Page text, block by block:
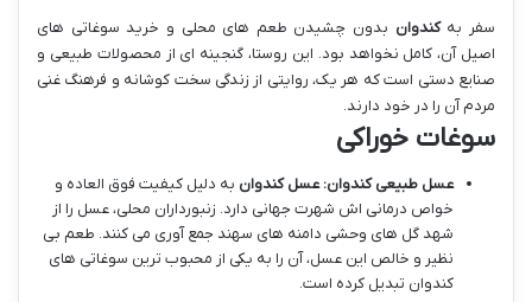
سفر بهکندوان بدون چشیدن طعم های محلی و خرید سوغاتی های
اصیل آن، کامل نخواهد بود. این روستا، گنجینه ای از محصولات طبیعی و
صنایع دستی است که هر یک، روایتی از زندگی سخت کوشانه و فرهنگ غنی
مردم آن را در خود دارند.
سوغات خوراکی
عسل طبیعی کندوان: عسل کندوان به دلیل کیفیت فوق العاده و
خواص درمانی اش شهرت جهانی دارد. زنبورداران محلی، عسل را از
شهد گل های وحشی دامنه های سهند جمع آوری می کنند. طعم بی
نظیر و خالص این عسل، آن را به یکی از محبوب ترین سوغاتی های
کندوان تبدیل کرده است.